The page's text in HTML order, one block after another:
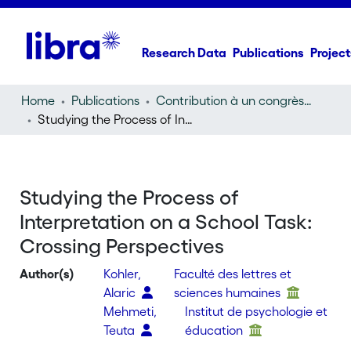
Research Data Publications
Home Publications
Contribution à un congrès (conference paper)
Studying the Process of Interpretation on a School Task: Crossing Perspectives
Studying the Process of
Interpretation on a School Task:
Crossing Perspectives
Author(s)
Kohler,
Alaric
Faculté des lettres et
sciences humaines
Mehmeti,
Teuta
Institut de psychologie et
éducation